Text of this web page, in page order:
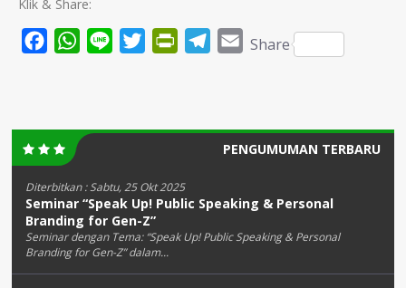
Klik & Share:
FacebookWhatsApp
Line TwitterPrintFriendly
Telegram
Email
Share
PENGUMUMAN TERBARU
Diterbitkan :Sabtu, 25 Okt 2025
Seminar “Speak Up! Public Speaking & Personal
Branding for Gen-Z”
Seminar dengan Tema: “Speak Up! Public Speaking & Personal
Branding for Gen-Z” dalam...